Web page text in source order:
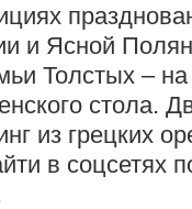
и Ясной
Толстых –
стола.
из грецких
в соцсетях